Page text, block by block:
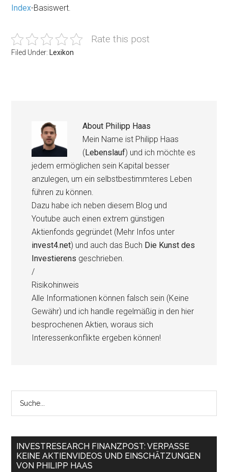
Index-Basiswert.
Rate this post
Filed Under: Lexikon
About Philipp Haas
Mein Name ist Philipp Haas
(Lebenslauf) und ich möchte es
jedem ermöglichen sein Kapital besser
anzulegen, um ein selbstbestimmteres Leben
führen zu können.
Dazu habe ich neben diesem Blog und
Youtube auch einen extrem günstigen
Aktienfonds gegründet (Mehr Infos unter
invest4.net) und auch das Buch Die Kunst des
Investierens geschrieben.
/
Risikohinweis
Alle Informationen können falsch sein (Keine
Gewähr) und ich handle regelmäßig in den hier
besprochenen Aktien, woraus sich
Interessenkonflikte ergeben können!
INVESTRESEARCH FINANZPOST: VERPASSE
KEINE AKTIENVIDEOS UND EINSCHÄTZUNGEN
VON PHILIPP HAAS